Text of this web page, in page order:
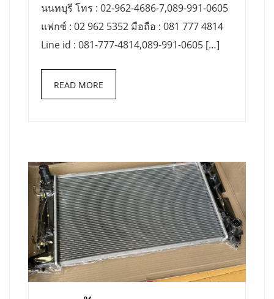
นนทบุรี โทร : 02-962-4686-7,089-991-0605
แฟกซ์ : 02 962 5352 มือถือ : 081 777 4814
Line id : 081-777-4814,089-991-0605 […]
READ MORE